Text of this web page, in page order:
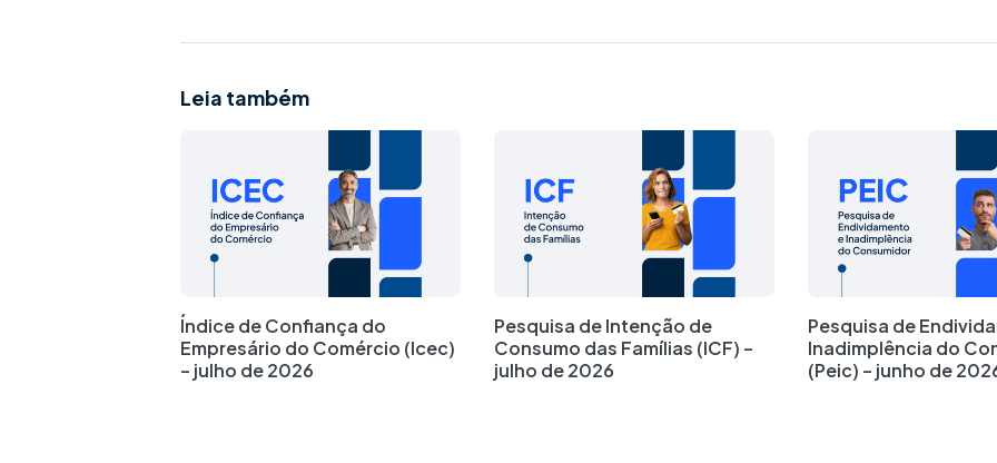
Leia também
Índice de Confiança do
Empresário do Comércio (Icec)
– julho de 2026
Pesquisa de Intenção de
Consumo das Famílias (ICF) –
julho de 2026
Pesquisa de
Inadimplência do
(Peic) – junho de